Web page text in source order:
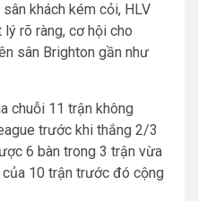
khách kém cỏi, HLV
rõ ràng, cơ hội cho
sân Brighton gần như
chuỗi 11 trận không
trước khi thắng 2/3
6 bàn trong 3 trận vừa
10 trận trước đó cộng